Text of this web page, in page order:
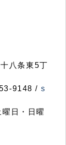
八条東5丁
9148 / s
日・日曜